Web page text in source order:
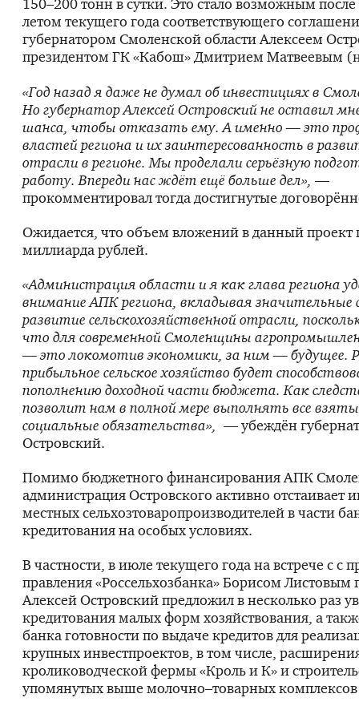
150–200 тонн в сутки. Это стало возможным
летом текущего года соответствующего
губернатором Смоленской области Алексеем
президентом ГК «Кабош» Дмитрием Матвеевым
«Год назад я даже не думал об инвестициях в
Но губернатор Алексей Островский не оставил
шанса, чтобы отказать ему. А именно — это
властей региона и их заинтересованность в
отрасли в регионе. Мы проделали серьёзную
работу. Впереди нас ждёт ещё больше дел», —
прокомментировал тогда достигнутые
Ожидается, что объем вложений в данный проект
миллиарда рублей.
«Администрация области и я как глава региона
внимание АПК региона, вкладывая значительные
развитие сельскохозяйственной отрасли,
что для современной Смоленщины
— это локомотив экономики, за ним — будущее.
прибыльное сельское хозяйство будет
пополнению доходной части бюджета. Как
позволит нам в полной мере выполнять все
социальные обязательства», — убеждён
Островский.
Помимо бюджетного финансирования АПК
администрация Островского активно отстаивает
местных сельхозтоваропроизводителей в части
кредитования на особых условиях.
В частности, в июле текущего года на встрече с с
правления «Россельхозбанка» Борисом Листовым
Алексей Островский предложил в несколько раз
кредитования малых форм хозяйствования, а
банка готовности по выдаче кредитов для
крупных инвестпроектов, в том числе,
кролиководческой фермы «Кроль и К» и
упомянутых выше молочно–товарных